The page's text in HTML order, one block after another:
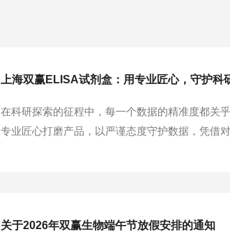
上海双赢ELISA试剂盒：用专业匠心，守护科
在科研探索的征程中，每一个数据的精准度都关
专业匠心打磨产品，以严谨态度守护数据，凭借
关于2026年双赢生物端午节放假安排的通知